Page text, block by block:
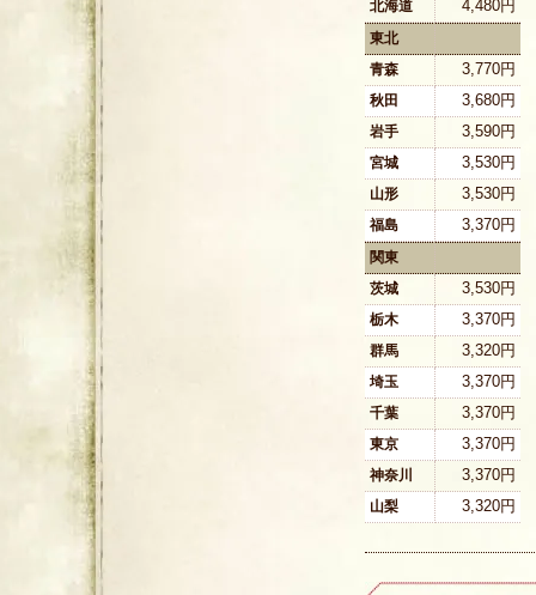
北海道
4,480円
東北
青森
3,770円
秋田 3,680円
岩手 3,590円
宮城 3,530円
山形 3,530円
福島 3,370円
関東
茨城
3,530円
栃木 3,370円
群馬 3,320円
埼玉 3,370円
千葉 3,370円
東京 3,370円
神奈川 3,370円
山梨 3,320円